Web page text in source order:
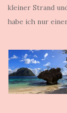
kleiner Strand
habe ich nur